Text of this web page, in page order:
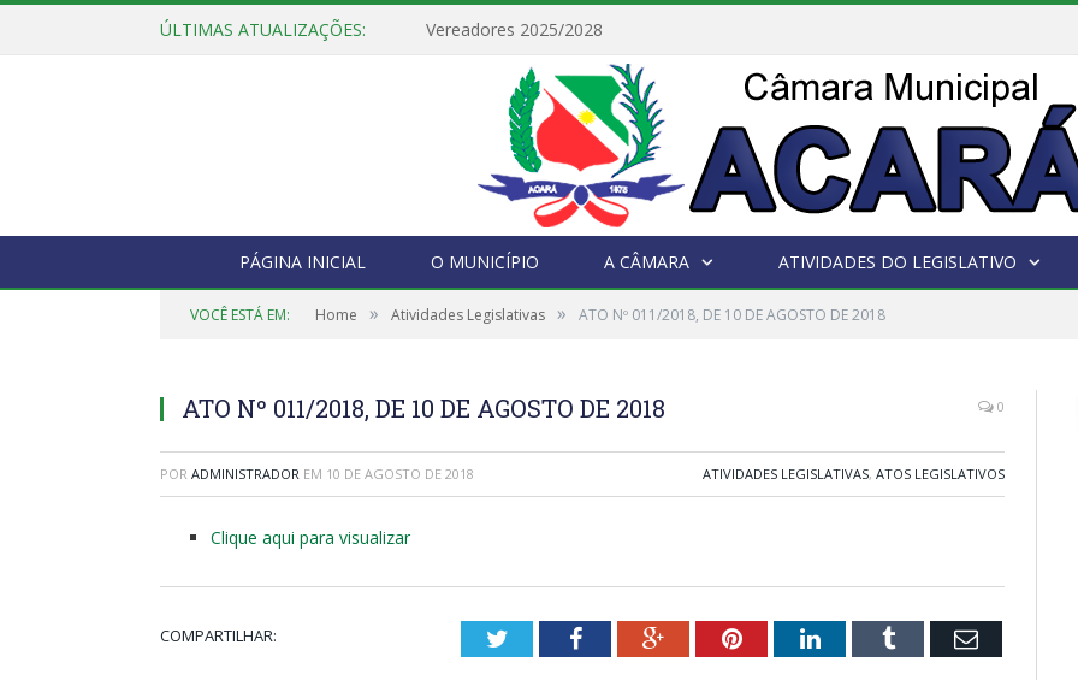
ÚLTIMAS ATUALIZAÇÕES: Vereadores 2025/2028
PÁGINA INICIAL O MUNICÍPIO A CÂMARA ATIVIDADES DO LEGISLATIVO
VOCÊ ESTÁ EM: Home » Atividades Legislativas » ATO Nº 011/2018, DE 10 DE AGOSTO DE 2018
ATO Nº 011/2018, DE 10 DE AGOSTO DE 2018 0
POR ADMINISTRADOR EM 10 DE AGOSTO DE 2018 ATIVIDADES LEGISLATIVAS, ATOS LEGISLATIVOS
Clique aqui para visualizar
COMPARTILHAR: TwitterFacebookGoogle+PinterestLinkedInTumblr Email